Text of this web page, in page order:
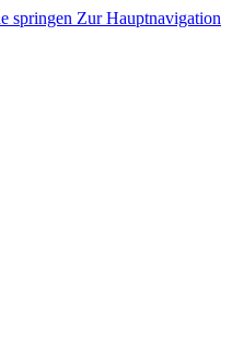
springen Zur Hauptnavigation